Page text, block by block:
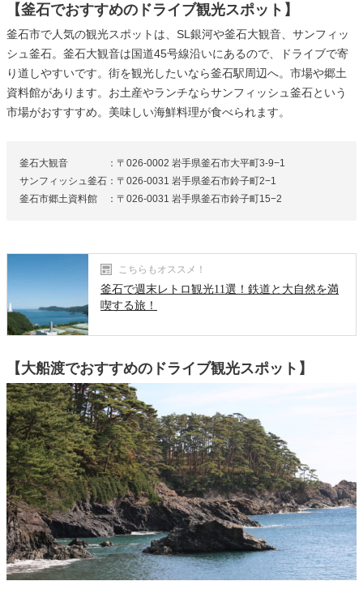
【釜石でおすすめのドライブ観光スポット】
釜石市で人気の観光スポットは、SL銀河や釜石大観音、サンフィッ
シュ釜石。釜石大観音は国道45号線沿いにあるので、ドライブで寄
り道しやすいです。街を観光したいなら釜石駅周辺へ。市場や郷土
資料館があります。お土産やランチならサンフィッシュ釜石という
市場がおすすすめ。美味しい海鮮料理が食べられます。
釜石大観音 ：〒026-0002 岩手県釜石市大平町3-9−1
サンフィッシュ釜石：〒026-0031 岩手県釜石市鈴子町2−1
釜石市郷土資料館 ：〒026-0031 岩手県釜石市鈴子町15−2
こちらもオススメ！
釜石で週末レトロ観光11選！鉄道と大自然を満
喫する旅！
【大船渡でおすすめのドライブ観光スポット】